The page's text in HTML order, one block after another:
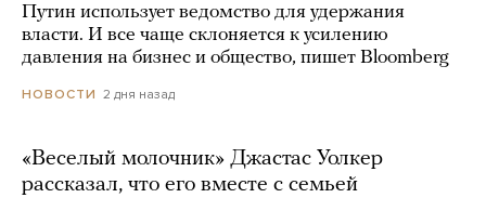
Путин использует ведомство для удержания
власти. И все чаще склоняется к усилению
давления на бизнес и общество, пишет Bloomberg
НОВОСТИ 2 дня назад
«Веселый молочник» Джастас Уолкер
рассказал, что его вместе с семьей